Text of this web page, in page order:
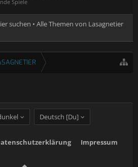
Spiele
suchen
Alle Themen von Lasagnetier
Deutsch [Du]
Impressum